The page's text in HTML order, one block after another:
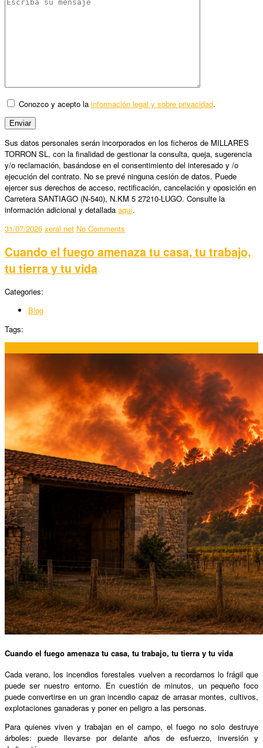
Conozco y acepto la información legal y sobre privacidad.
Sus datos personales serán incorporados en los ficheros de MILLARES
TORRON SL, con la finalidad de gestionar la consulta, queja, sugerencia
y/o reclamación, basándose en el consentimiento del interesado y /o
ejecución del contrato. No se prevé ninguna cesión de datos. Puede
ejercer sus derechos de acceso, rectificación, cancelación y oposición en
Carretera SANTIAGO (N-540), N.KM 5 27210-LUGO. Consulte la
información adicional y detallada aquí.
31/07/2026 xeral.net No Comments
Cuando el fuego amenaza tu casa, tu trabajo,
tu tierra y tu vida
Categories:
Blog
Tags:
Cuando el fuego amenaza tu casa, tu trabajo, tu tierra y tu vida
Cada verano, los incendios forestales vuelven a recordarnos lo frágil que
puede ser nuestro entorno. En cuestión de minutos, un pequeño foco
puede convertirse en un gran incendio capaz de arrasar montes, cultivos,
explotaciones ganaderas y poner en peligro a las personas.
Para quienes viven y trabajan en el campo, el fuego no solo destruye
árboles: puede llevarse por delante años de esfuerzo, inversión y